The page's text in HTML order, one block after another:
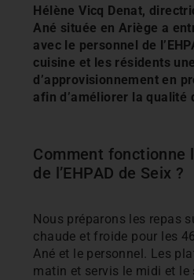
Hélène Vicq Denat,
Ané située en Ariège a
avec le personnel de
cuisine et les résidents
d’approvisionnement en
afin d’améliorer la qualité
Comment fonctionne
de l’EHPAD de Seix ?
Nous préparons les repas
chaude et froide pour les
Ané et le personnel. Les
matin et servis le midi et le